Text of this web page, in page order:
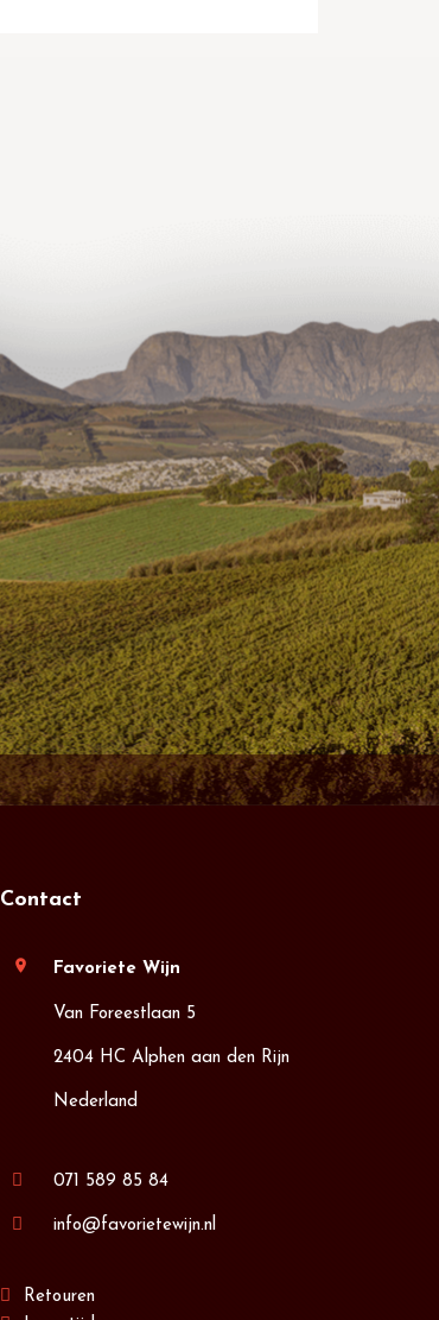
Contact
location_on Favoriete Wijn
Van Foreestlaan 5
2404 HC Alphen aan den Rijn
Nederland
071 589 85 84
info@favorietewijn.nl
Retouren